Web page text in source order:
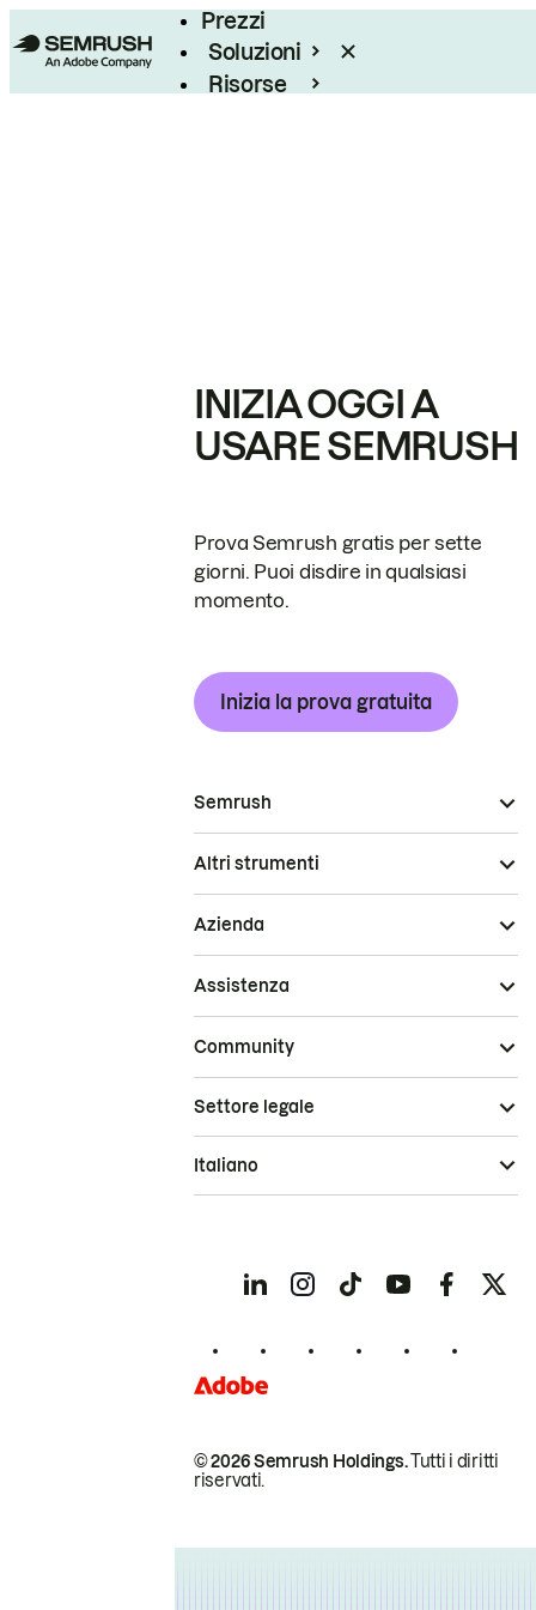
Prezzi
Soluzioni
Risorse
INIZIA OGGI A
USARE SEMRUSH
Prova Semrush gratis per sette
giorni. Puoi disdire in qualsiasi
momento.
Inizia la prova gratuita
Semrush
Altri strumenti
Azienda
Assistenza
Community
© 2026 Semrush Holdings.Tutti i diritti
riservati.
Settore legale
Italiano